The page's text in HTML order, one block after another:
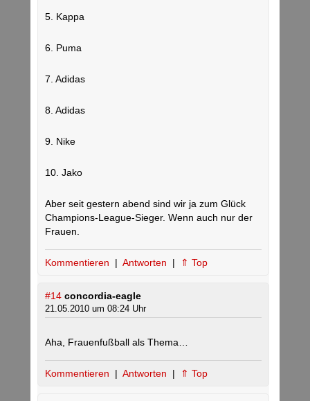
5. Kappa
6. Puma
7. Adidas
8. Adidas
9. Nike
10. Jako
Aber seit gestern abend sind wir ja zum Glück
Champions-League-Sieger. Wenn auch nur der
Frauen.
Kommentieren | Antworten | ⇑ Top
#14 concordia-eagle
21.05.2010 um 08:24 Uhr
Aha, Frauenfußball als Thema…
Kommentieren | Antworten | ⇑ Top